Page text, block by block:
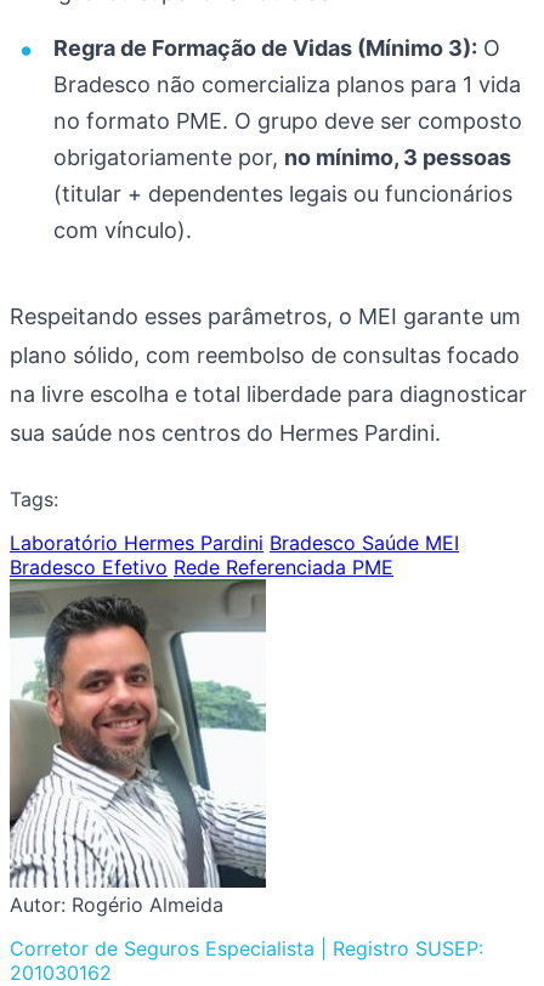
Regra de Formação de Vidas (Mínimo 3): O
Bradesco não comercializa planos para 1 vida
no formato PME. O grupo deve ser composto
obrigatoriamente por, no mínimo, 3 pessoas
(titular + dependentes legais ou funcionários
com vínculo).
Respeitando esses parâmetros, o MEI garante um
plano sólido, com reembolso de consultas focado
na livre escolha e total liberdade para diagnosticar
sua saúde nos centros do Hermes Pardini.
Tags:
Laboratório Hermes Pardini Bradesco Saúde MEI
Bradesco Efetivo Rede Referenciada PME
Autor: Rogério Almeida
Corretor de Seguros Especialista | Registro SUSEP:
201030162